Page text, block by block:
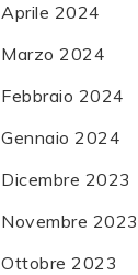
Aprile 2024
Marzo 2024
Febbraio 2024
Gennaio 2024
Dicembre 2023
Novembre 2023
Ottobre 2023